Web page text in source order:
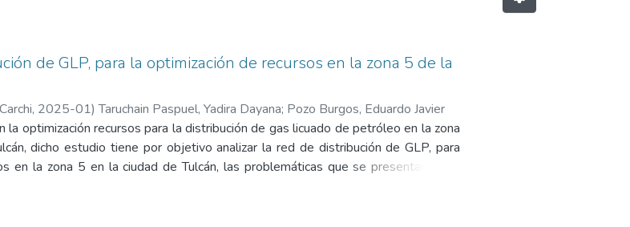
de GLP, para la optimización de recursos en la zona 5 de la
, 2025-01)Taruchain Paspuel, Yadira Dayana; Pozo Burgos, Eduardo Javier
la optimización recursos para la distribución de gas licuado de petróleo en la zona
dicho estudio tiene por objetivo analizar la red de distribución de GLP, para
en la zona 5 en la ciudad de Tulcán, las problemáticas que se presentan en la
distribución actual, lograr determinar el análisis de la demanda actual y las